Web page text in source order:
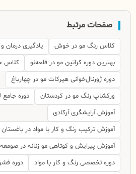
صفحات مرتبط
کلاس رنگ مو در خوش
یادگیری درمان
بهترین دوره کراتین مو در قلعه‌نو
کلاس
دوره ژورنال‌خوانی هیرکات مو در چهارباغ
ورکشاپ رنگ مو در کردستان
دوره
آموزش آرایشگری آرکادی
آموزش ترکیب رنگ و کار با مواد در باغستان
آموزش پیرایش و کوتاهی مو زنانه در
دوره تخصصی رنگ و کار با مواد
دوره